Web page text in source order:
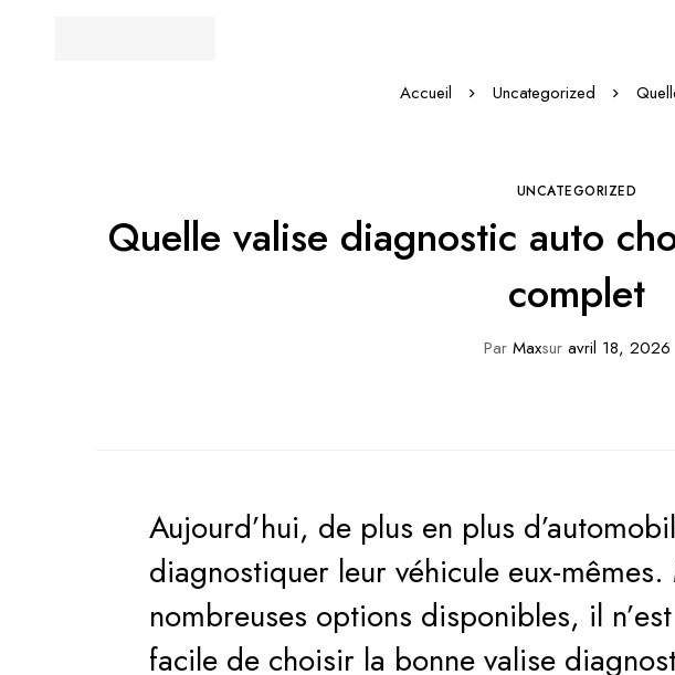
Accueil Uncategorized
UNCATEGORIZED
Quelle valise diagnostic auto
complet
ParMaxsuravril 18, 2026
Aujourd’hui, de plus en plus
diagnostiquer leur véhicule eux-
nombreuses options disponibles, il
facile de choisir la bonne valise